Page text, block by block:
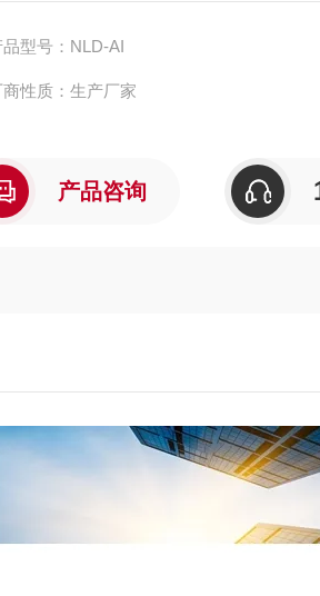
品型号：NLD-AI
商性质：生产厂家
产品咨询